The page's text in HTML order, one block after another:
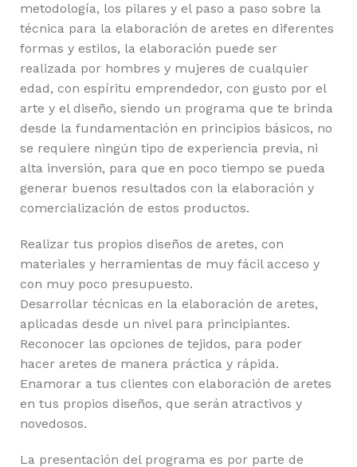
metodología, los pilares y el paso a paso sobre la
técnica para la elaboración de aretes en diferentes
formas y estilos, la elaboración puede ser
realizada por hombres y mujeres de cualquier
edad, con espíritu emprendedor, con gusto por el
arte y el diseño, siendo un programa que te brinda
desde la fundamentación en principios básicos, no
se requiere ningún tipo de experiencia previa, ni
alta inversión, para que en poco tiempo se pueda
generar buenos resultados con la elaboración y
comercialización de estos productos.
Realizar tus propios diseños de aretes, con
materiales y herramientas de muy fácil acceso y
con muy poco presupuesto.
Desarrollar técnicas en la elaboración de aretes,
aplicadas desde un nivel para principiantes.
Reconocer las opciones de tejidos, para poder
hacer aretes de manera práctica y rápida.
Enamorar a tus clientes con elaboración de aretes
en tus propios diseños, que serán atractivos y
novedosos.
La presentación del programa es por parte de